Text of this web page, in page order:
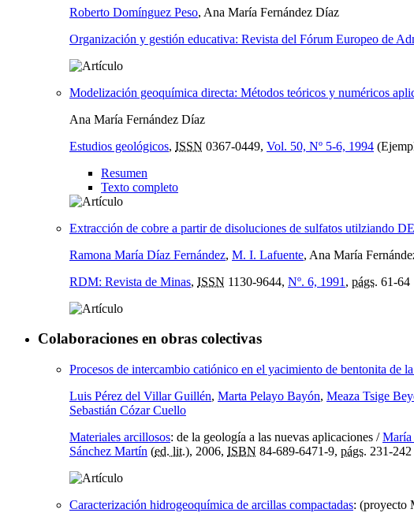
Roberto Domínguez Peso, Ana María Fernández Díaz
Organización y gestión educativa: Revista del Fórum Europeo de
Modelización geoquímica directa: Métodos teóricos y numéricos
Ana María Fernández Díaz
Estudios geológicos, ISSN 0367-0449, Vol. 50, Nº 5-6, 1994
Resumen
Texto completo
Extracción de cobre a partir de disoluciones de sulfatos utilziando
Ramona María Díaz Fernández, M. I. Lafuente, Ana María
RDM: Revista de Minas, ISSN 1130-9644, Nº. 6, 1991 , págs. 61-64
Colaboraciones en obras colectivas
Procesos de intercambio catiónico en el yacimiento de bentonita de
Luis Pérez del Villar Guillén, Marta Pelayo Bayón, Meaza Tsige
Sebastián Cózar Cuello
Materiales arcillosos: de la geología a las nuevas aplicaciones /María
Sánchez Martín (ed. lit.), 2006, ISBN 84-689-6471-9, págs. 231-242
Caracterización hidrogeoquímica de arcillas compactadas: (proyecto